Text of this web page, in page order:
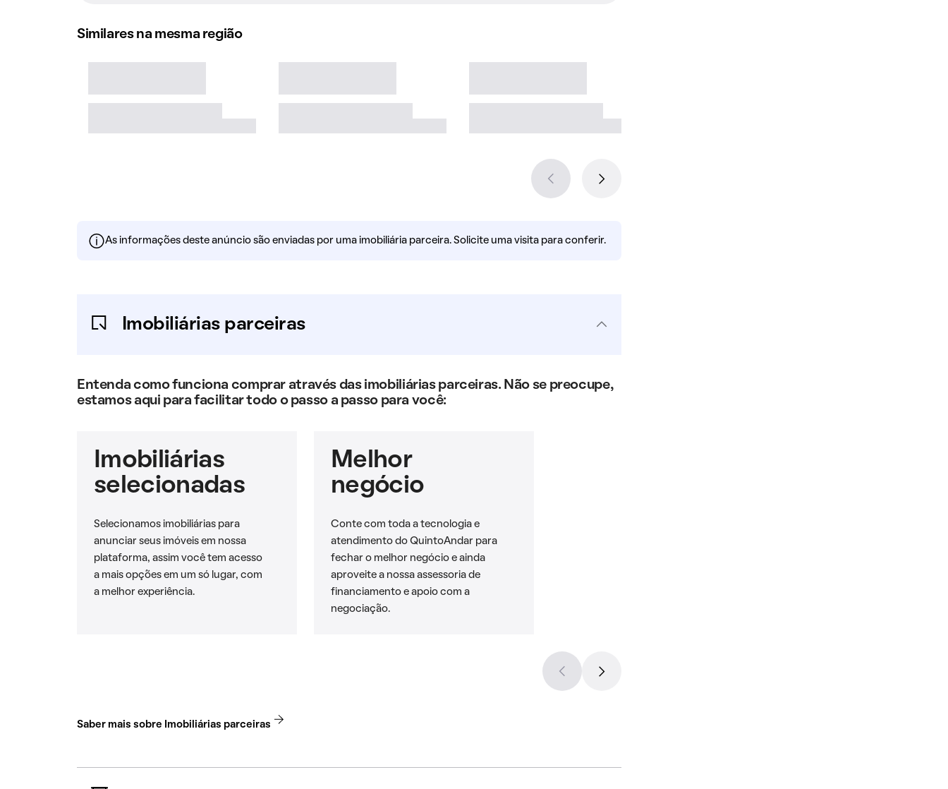
Similares na mesma região
As informações deste anúncio são enviadas por uma imobiliária parceira. Solicite uma visita para conferir.
Imobiliárias parceiras
Entenda como funciona comprar através das imobiliárias parceiras. Não se preocupe,
estamos aqui para facilitar todo o passo a passo para você:
Imobiliárias
selecionadas
Selecionamos imobiliárias para
anunciar seus imóveis em nossa
plataforma, assim você tem acesso
a mais opções em um só lugar, com
a melhor experiência.
Melhor
negócio
Conte com toda a tecnologia e
atendimento do QuintoAndar para
fechar o melhor negócio e ainda
aproveite a nossa assessoria de
financiamento e apoio com a
negociação.
Saber mais sobre Imobiliárias parceiras